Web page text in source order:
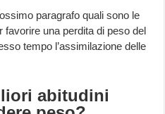
paragrafo quali sono le
favorire una perdita di peso del
tempo l’assimilazione delle
abitudini